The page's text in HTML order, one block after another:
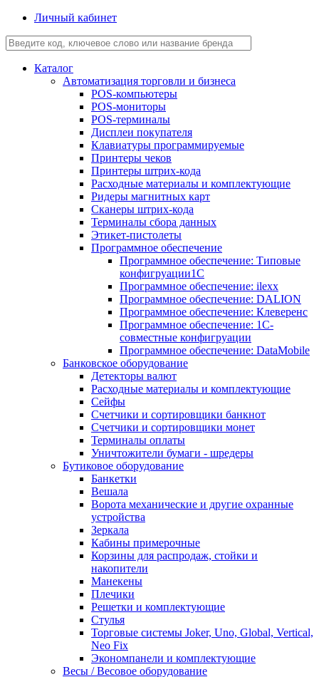
Личный кабинет
Каталог
Автоматизация торговли и бизнеса
POS-компьютеры
POS-мониторы
POS-терминалы
Дисплеи покупателя
Клавиатуры программируемые
Принтеры чеков
Принтеры штрих-кода
Расходные материалы и комплектующие
Ридеры магнитных карт
Сканеры штрих-кода
Терминалы сбора данных
Этикет-пистолеты
Программное обеспечение
Программное обеспечение: Типовые
конфигруации1С
Программное обеспечение: ilexx
Программное обеспечение: DALION
Программное обеспечение: Клеверенс
Программное обеспечение: 1С-
совместные конфигруации
Программное обеспечение: DataMobile
Банковское оборудование
Детекторы валют
Расходные материалы и комплектующие
Сейфы
Счетчики и сортировщики банкнот
Счетчики и сортировщики монет
Терминалы оплаты
Уничтожители бумаги - шредеры
Бутиковое оборудование
Банкетки
Вешала
Ворота механические и другие охранные
устройства
Зеркала
Кабины примерочные
Корзины для распродаж, стойки и
накопители
Манекены
Плечики
Решетки и комплектующие
Стулья
Торговые системы Joker, Uno, Global, Vertical,
Neo Fix
Экономпанели и комплектующие
Весы / Весовое оборудование